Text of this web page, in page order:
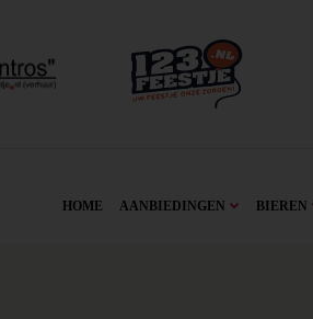
HOME AANBIEDINGEN BIEREN